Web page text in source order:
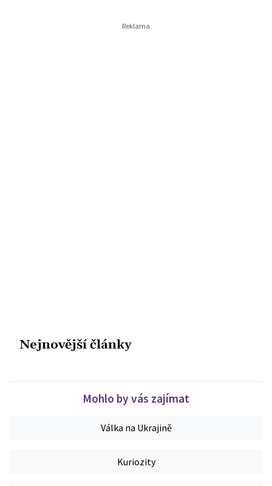
Nejnovější články
Mohlo by vás zajímat
Válka na Ukrajině
Kuriozity